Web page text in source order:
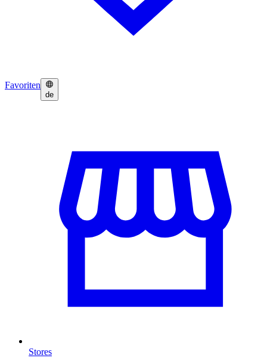
Favoriten
de
Stores